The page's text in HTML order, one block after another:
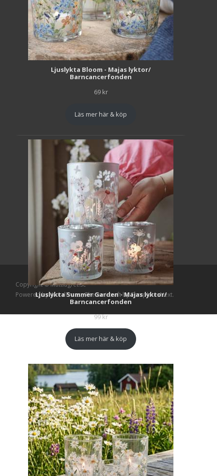
Ljuslykta Bloom - Majas lyktor/
Barncancerfonden
69 kr
Läs mer här & köp
Ljuslykta Summer Garden - Majas lyktor/
Barncancerfonden
99kr
Läs mer här & köp
Copyright © Mattlagret.se
Powered by WordPress, Themei-craftby TemplatesNext.